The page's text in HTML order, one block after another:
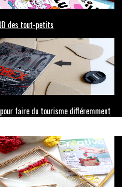
des tout-petits
faire du tourisme différemment